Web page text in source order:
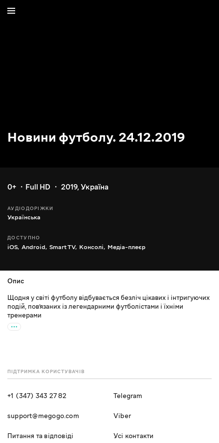
Новини футболу. 24.12.2019
0+ Full HD 2019, Україна
АУДІОДОРІЖКИ
Українська
ДОСТУПНО
iOS, Android, Smart TV, Консолі, Медіа-плеєр
Опис
Щодня у світі футболу відбувається безліч цікавих і інтригуючих
подій, пов’язаних із легендарними футболістами і їхніми
тренерами
ПІДТРИМКА КОРИСТУВАЧІВ
+1 (347) 343 27 82
support@megogo.com
Питання та відповіді
Telegram
Viber
Усі контакти